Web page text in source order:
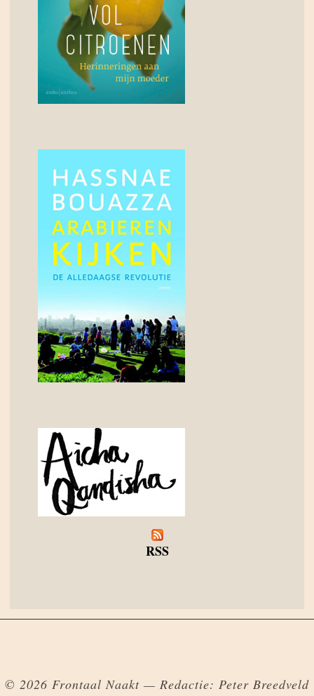
RSS
© 2026 Frontaal Naakt — Redactie: Peter Breedveld